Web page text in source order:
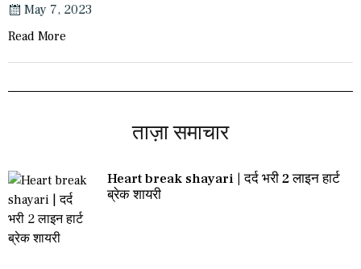
May 7, 2023
Read More
ताज़ा समाचार
Heart break shayari | दर्द भरी 2 लाइन हार्ट
ब्रेक शायरी